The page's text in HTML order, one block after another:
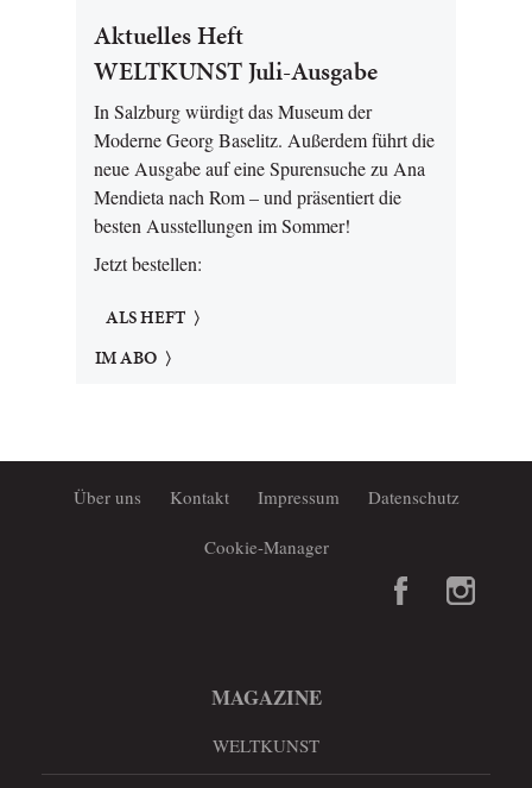
Aktuelles Heft
WELTKUNST Juli-Ausgabe
In Salzburg würdigt das Museum der
Moderne Georg Baselitz. Außerdem führt die
neue Ausgabe auf eine Spurensuche zu Ana
Mendieta nach Rom – und präsentiert die
besten Ausstellungen im Sommer!
Jetzt bestellen:
ALS HEFT
IM ABO
Über uns Kontakt Impressum Datenschutz
Cookie-Manager
MAGAZINE
WELTKUNST